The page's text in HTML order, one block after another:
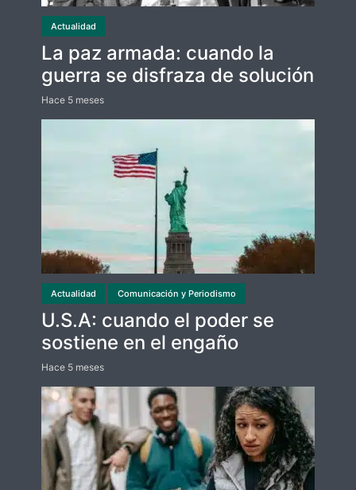
Actualidad
La paz armada: cuando la
guerra se disfraza de solución
Hace 5 meses
Actualidad Comunicación y Periodismo
U.S.A: cuando el poder se
sostiene en el engaño
Hace 5 meses